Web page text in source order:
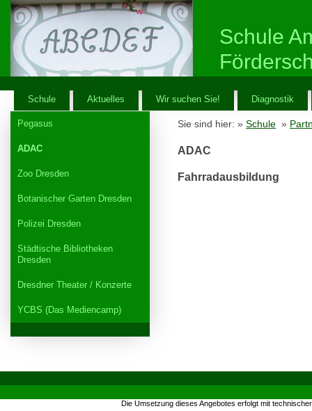
Schule
Schule Aktuelles Wir suchen Sie! Diagnostik
Pegasus
ADAC
Zoo Dresden
Botanischer Garten Dresden
Polizei Dresden
Städtische Bibliotheken
Dresden
Dresdner Theater / Konzerte
YCBS (Das Mediencamp)
Sie sind hier: » Schule »
ADAC
Fahrradausbildung
Die Umsetzung dieses Angebotes erfolgt mit